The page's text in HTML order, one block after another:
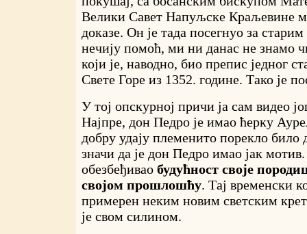
Велики Савет Напуљске Краљевине
доказе. Он је тада посегнуо за
нечију помоћ, ми ни данас не знамо
који је, наводно, био препис једног
Свете Горе из 1352. године. Тако је
У тој опскурној причи ја сам видео
Најпре, дон Педро је имао ћерку
добру удају племенито порекло било
значи да је дон Педро имао јак
обезбеђивао будућност своје
својом прошлошћу. Тај временски
примерен неким новим светским
је свом силином.